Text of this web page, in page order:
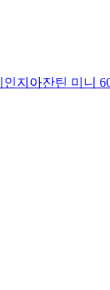
지아잔틴 미니